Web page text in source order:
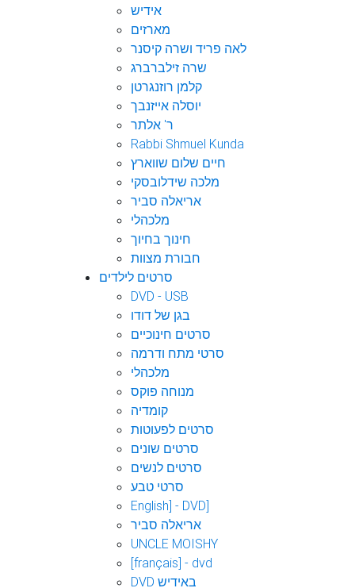
אידיש
מארזים
לאה פריד ושרה קיסנר
שרה זילברברג
קלמן רוזנגרטן
יוסלה אייזנבך
ר' אלתר
Rabbi Shmuel Kunda
חיים שלום שווארץ
מלכה שידלובסקי
אריאלה סביר
מלכהלי
חינוך בחיוך
חבורת מצוות
סרטים לילדים
DVD - USB
בגן של דודו
סרטים חינוכיים
סרטי מתח ודרמה
מלכהלי
מנוחה פוקס
קומדיה
סרטים לפעוטות
סרטים שונים
סרטים לנשים
סרטי טבע
English] - DVD]
אריאלה סביר
UNCLE MOISHY
[français] - dvd
DVD באידיש